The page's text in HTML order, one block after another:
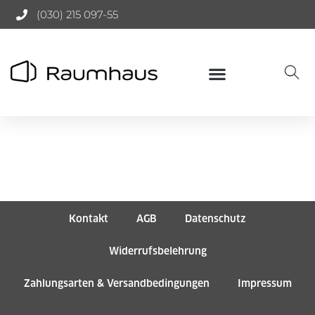
(030) 215 097-55
Kontakt AGB Datenschutz
Widerrufsbelehrung
Zahlungsarten & Versandbedingungen Impressum